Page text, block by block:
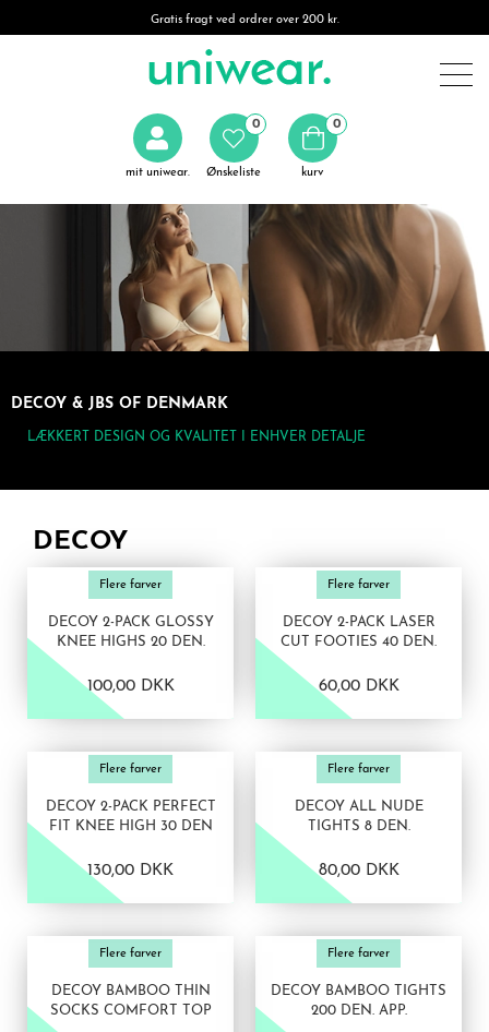
Gratis fragt ved ordrer over 200 kr.
mit uniwear. Ønskeliste
0 0
kurv
DECOY & JBS OF DENMARK
LÆKKERT DESIGN OG KVALITET I ENHVER DETALJE
DECOYVIS PRODUKT
Flere farver
DECOY 2-PACK GLOSSY
KNEE HIGHS 20 DEN.
100,00 DKK
Flere farver
DECOY 2-PACK LASER
CUT FOOTIES 40 DEN.
60,00 DKK
Flere farver
DECOY 2-PACK PERFECT
FIT KNEE HIGH 30 DEN
130,00 DKK
Flere farver
DECOY ALL NUDE
TIGHTS 8 DEN.
80,00 DKK
Flere farver
DECOY BAMBOO THIN
SOCKS COMFORT TOP
Flere farver
DECOY BAMBOO TIGHTS
200 DEN. APP.